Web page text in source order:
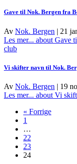
Gave til Nok. Bergen fra
Av Nok. Bergen | 21
Les mer... about Gave
club
Vi skifter navn til Nok.
Av Nok. Bergen | 19
Les mer... about Vi
« Forrige
1
…
22
23
24